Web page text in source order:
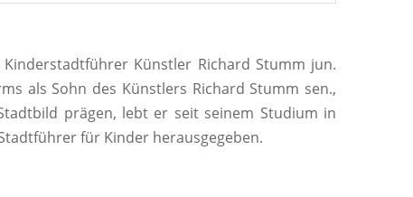
Künstler Richard Stumm jun.
als Sohn des Künstlers Richard Stumm sen.,
prägen, lebt er seit seinem Studium in
für Kinder herausgegeben.